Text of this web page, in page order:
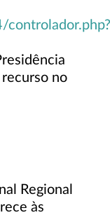
no
Regional
às